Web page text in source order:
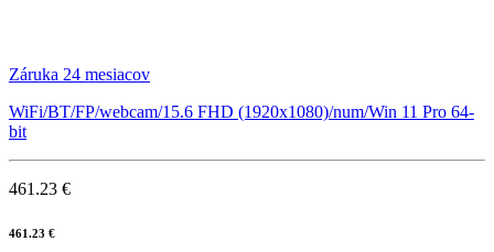
Záruka 24 mesiacov
WiFi/BT/FP/webcam/15.6 FHD (1920x1080)/num/Win 11 Pro 64-
bit
461.23 €
461.23 €